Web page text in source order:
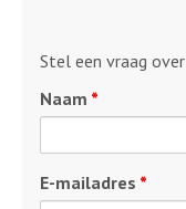
Stel een vraag
Naam *
E-mailadres *